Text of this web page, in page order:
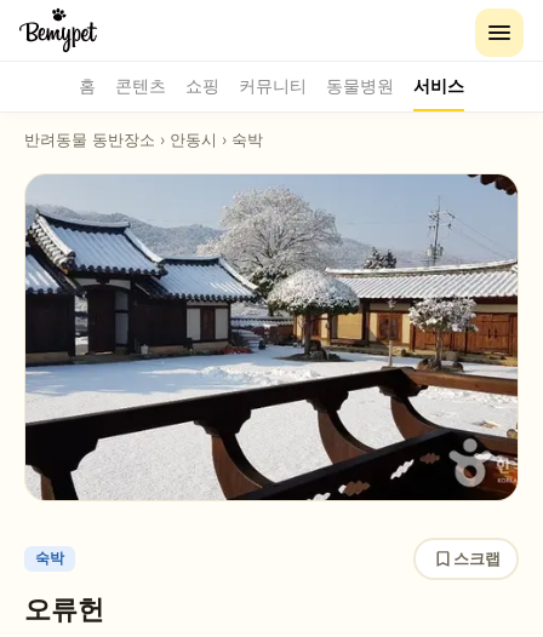
홈 콘텐츠 쇼핑 커뮤니티 동물병원 서비스
반려동물 동반장소 › 안동시 › 숙박
숙박 스크랩
오류헌